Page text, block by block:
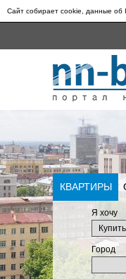
Сайт собирает cookie, данные об
КВАРТИРЫ
Я хочу
Город